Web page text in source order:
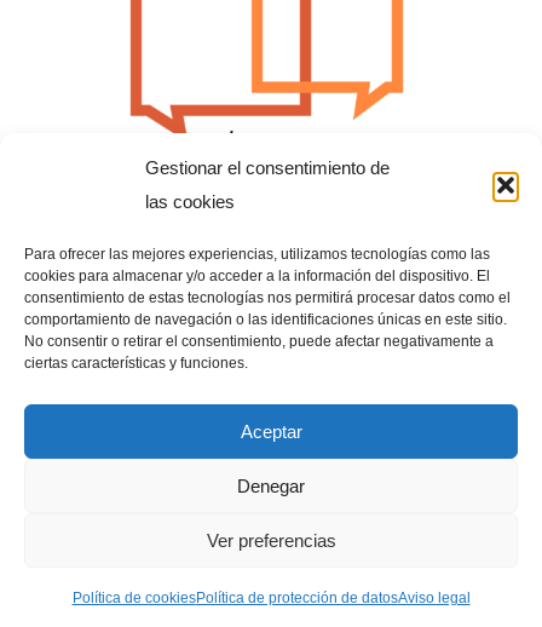
Gestionar el consentimiento de
las cookies
Para ofrecer las mejores experiencias, utilizamos tecnologías como las
cookies para almacenar y/o acceder a la información del dispositivo. El
consentimiento de estas tecnologías nos permitirá procesar datos como el
comportamiento de navegación o las identificaciones únicas en este sitio.
No consentir o retirar el consentimiento, puede afectar negativamente a
ciertas características y funciones.
Aceptar
Denegar
Ver preferencias
Política de cookiesPolítica de protección de datosAviso legal